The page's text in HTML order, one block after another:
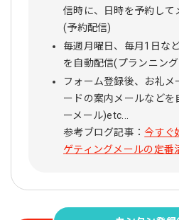
信時に、日時を予約して
(予約配信)
毎週月曜日、毎月1日な
を自動配信(プランニン
フォーム登録後、お礼メ
ードの案内メールなどを
ーメール)etc...
参考ブログ記事：今すぐ
ゲティングメールの定番